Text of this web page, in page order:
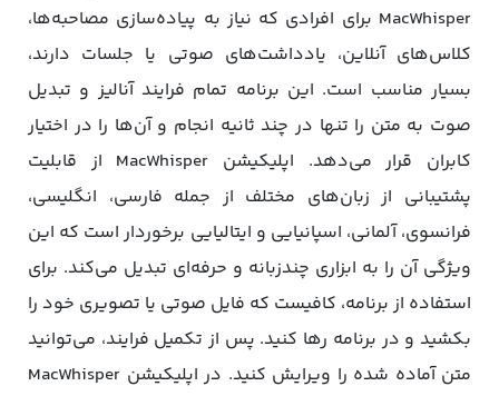
MacWhisper برای افرادی که نیاز به پیاده‌سازی مصاحبه‌ها،
کلاس‌های آنلاین، یادداشت‌های صوتی یا جلسات دارند،
بسیار مناسب است. این برنامه تمام فرایند آنالیز و تبدیل
صوت به متن را تنها در چند ثانیه انجام و آن‌ها را در اختیار
کابران قرار می‌دهد. اپلیکیشن MacWhisper از قابلیت
پشتیبانی از زبان‌های مختلف از جمله فارسی، انگلیسی،
فرانسوی، آلمانی، اسپانیایی و ایتالیایی برخوردار است که این
ویژگی آن را به ابزاری چند‌زبانه و حرفه‌ای تبدیل می‌کند. برای
استفاده از برنامه، کافیست که فایل صوتی یا تصویری خود را
بکشید و در برنامه رها کنید. پس از تکمیل فرایند، می‌توانید
متن آماده‌ شده را ویرایش کنید. در اپلیکیشن MacWhisper